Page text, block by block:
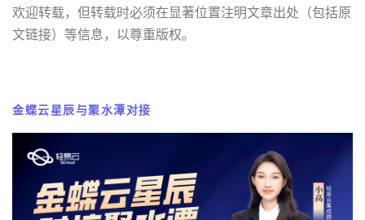
欢迎转载，但转载时必须在显著位置注明文章出处（包括原
文链接）等信息，以尊重版权。
金蝶云星辰与聚水潭对接